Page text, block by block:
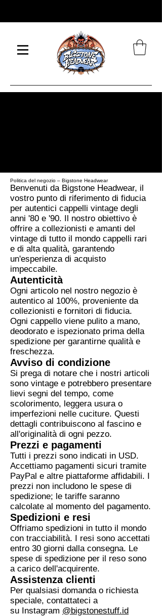
Politica del negozio – Bigstone Headwear
Benvenuti da Bigstone Headwear, il
vostro punto di riferimento di fiducia
per autentici cappelli vintage degli
anni '80 e '90. Il nostro obiettivo è
offrire a collezionisti e amanti del
vintage di tutto il mondo cappelli rari
e di alta qualità, garantendo
un'esperienza di acquisto
impeccabile.
Autenticità
Ogni articolo nel nostro negozio è
autentico al 100%, proveniente da
collezionisti e fornitori di fiducia.
Ogni cappello viene pulito a mano,
deodorato e ispezionato prima della
spedizione per garantirne qualità e
freschezza.
Avviso di condizione
Si prega di notare che i nostri articoli
sono vintage e potrebbero presentare
lievi segni del tempo, come
scolorimento, leggera usura o
imperfezioni nelle cuciture. Questi
dettagli contribuiscono al fascino e
all'originalità di ogni pezzo.
Prezzi e pagamenti
Tutti i prezzi sono indicati in USD.
Accettiamo pagamenti sicuri tramite
PayPal e altre piattaforme affidabili. I
prezzi non includono le spese di
spedizione; le tariffe saranno
calcolate al momento del pagamento.
Spedizioni e resi
Offriamo spedizioni in tutto il mondo
con tracciabilità. I resi sono accettati
entro 30 giorni dalla consegna. Le
spese di spedizione per il reso sono
a carico dell'acquirente.
Assistenza clienti
Per qualsiasi domanda o richiesta
speciale, contattateci a
su Instagram @bigstonestuff.id